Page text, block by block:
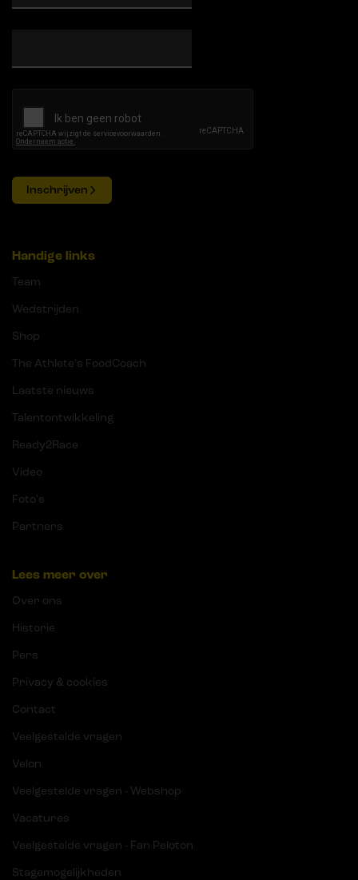
Inschrijven
Handige links
Team
Wedstrijden
Shop
The Athlete's FoodCoach
Laatste nieuws
Talentontwikkeling
Ready2Race
Video
Foto's
Partners
Lees meer over
Over ons
Historie
Pers
Privacy & cookies
Contact
Veelgestelde vragen
Velon
Veelgestelde vragen - Webshop
Vacatures
Veelgestelde vragen - Fan Peloton
Stagemogelijkheden